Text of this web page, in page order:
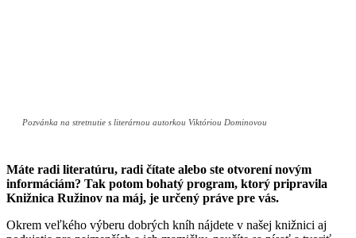
Pozvánka na stretnutie s literárnou autorkou Viktóriou Dominovou
Máte radi literatúru, radi čítate alebo ste otvorení novým
informáciám? Tak potom bohatý program, ktorý pripravila
Knižnica Ružinov na máj, je určený práve pre vás.
Okrem veľkého výberu dobrých kníh nájdete v našej knižnici aj